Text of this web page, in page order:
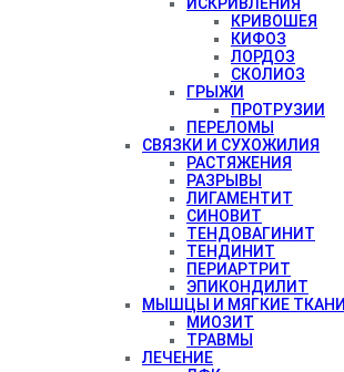
КРИВОШЕЯ
КИФОЗ
ЛОРДОЗ
СКОЛИОЗ
ГРЫЖИ
ПРОТРУЗИИ
ПЕРЕЛОМЫ
СВЯЗКИ И СУХОЖИЛИЯ
РАСТЯЖЕНИЯ
РАЗРЫВЫ
ЛИГАМЕНТИТ
СИНОВИТ
ТЕНДОВАГИНИТ
ТЕНДИНИТ
ПЕРИАРТРИТ
ЭПИКОНДИЛИТ
МЫШЦЫ И МЯГКИЕ ТКАНИ
МИОЗИТ
ТРАВМЫ
ЛЕЧЕНИЕ